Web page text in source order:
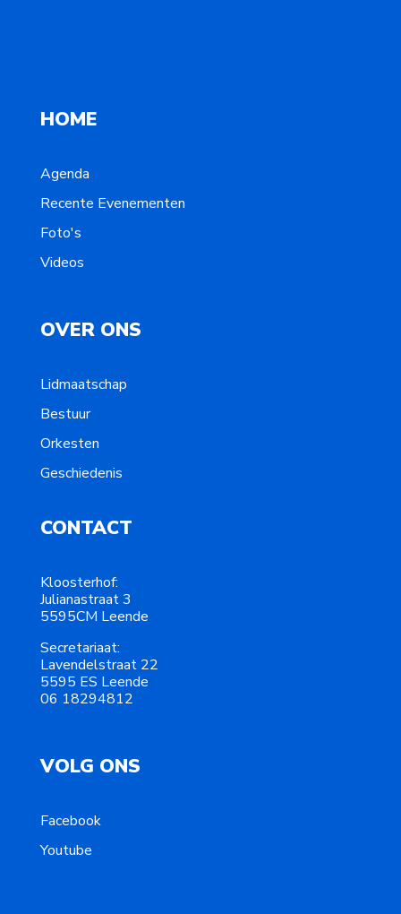
HOME
Agenda
Recente Evenementen
Foto's
Videos
OVER ONS
Lidmaatschap
Bestuur
Orkesten
Geschiedenis
CONTACT
Kloosterhof:
Julianastraat 3
5595CM Leende
Secretariaat:
Lavendelstraat 22
5595 ES Leende
06 18294812
VOLG ONS
Facebook
Youtube